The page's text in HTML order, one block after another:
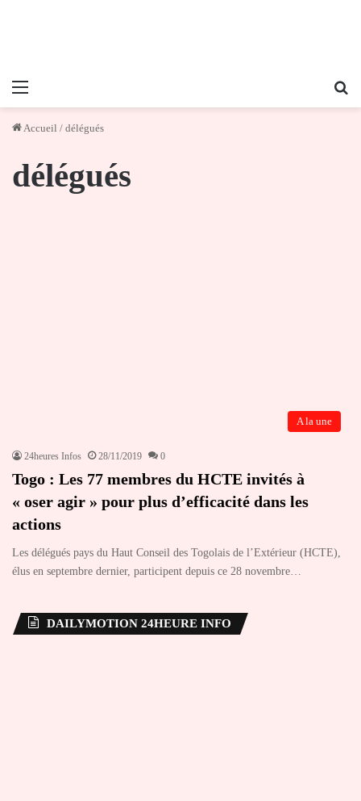
Menu
Accueil / délégués
délégués
A la une
24heures Infos 28/11/2019 0
Togo : Les 77 membres du HCTE invités à
« oser agir » pour plus d’efficacité dans les
actions
Les délégués pays du Haut Conseil des Togolais de l’Extérieur (HCTE),
élus en septembre dernier, participent depuis ce 28 novembre…
DAILYMOTION 24HEURE INFO